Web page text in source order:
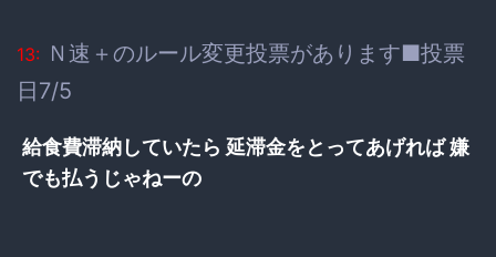
13: Ｎ速＋のルール変更投票があります■投票
日7/5
給食費滞納していたら 延滞金をとってあげれば 嫌
でも払うじゃねーの